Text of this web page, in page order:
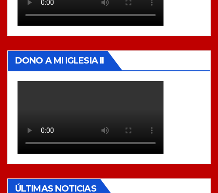
DONO A MI IGLESIA II
ÚLTIMAS NOTICIAS